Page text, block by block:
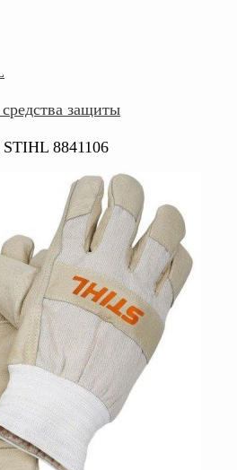
защиты
8841106